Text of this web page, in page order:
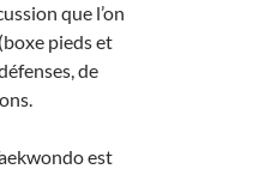
que l’on
pieds et
de
est